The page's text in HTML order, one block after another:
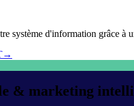
système d'information grâce à
→
& marketing